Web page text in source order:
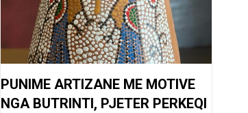
PUNIME ARTIZANE ME MOTIVE
NGA BUTRINTI, PJETER PERKEQI